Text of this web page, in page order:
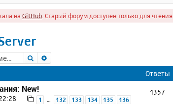
на GitHub . Старый форум доступен только для чтения.
Поиск
Ответы
New!
1 132 133 134 135 136
1357